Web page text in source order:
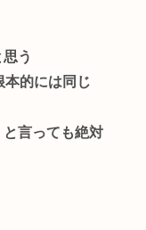
う
本的には同じ
言っても絶対